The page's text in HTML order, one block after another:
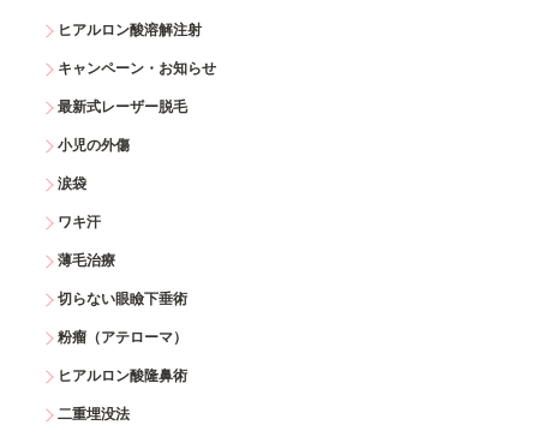
ヒアルロン酸溶解注射
キャンペーン・お知らせ
最新式レーザー脱毛
小児の外傷
涙袋
ワキ汗
薄毛治療
切らない眼瞼下垂術
粉瘤（アテローマ）
ヒアルロン酸隆鼻術
二重埋没法